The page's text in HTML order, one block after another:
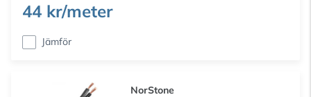
44 kr/meter
Jämför
NorStone